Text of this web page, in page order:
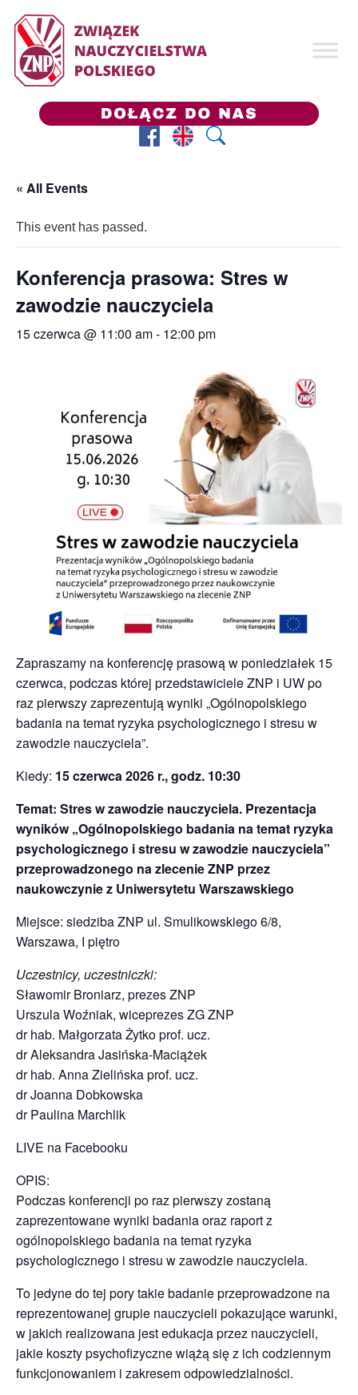
FacebookPrezes ZNP
Wyszukaj
« All Events
This event has passed.
Konferencja prasowa: Stres w
zawodzie nauczyciela
15 czerwca @ 11:00 am- 12:00 pm
Zapraszamy na konferencję prasową w poniedziałek 15
czerwca, podczas której przedstawiciele ZNP i UW po
raz pierwszy zaprezentują wyniki „Ogólnopolskiego
badania na temat ryzyka psychologicznego i stresu w
zawodzie nauczyciela”.
Kiedy: 15 czerwca 2026 r., godz. 10:30
Temat: Stres w zawodzie nauczyciela. Prezentacja
wyników „Ogólnopolskiego badania na temat ryzyka
psychologicznego i stresu w zawodzie nauczyciela”
przeprowadzonego na zlecenie ZNP przez
naukowczynie z Uniwersytetu Warszawskiego
Miejsce: siedziba ZNP ul. Smulikowskiego 6/8,
Warszawa, I piętro
Uczestnicy, uczestniczki:
Sławomir Broniarz, prezes ZNP
Urszula Woźniak, wiceprezes ZG ZNP
dr hab. Małgorzata Żytko prof. ucz.
dr Aleksandra Jasińska-Maciążek
dr hab. Anna Zielińska prof. ucz.
dr Joanna Dobkowska
dr Paulina Marchlik
LIVE na Facebooku
OPIS:
Podczas konferencji po raz pierwszy zostaną
zaprezentowane wyniki badania oraz raport z
ogólnopolskiego badania na temat ryzyka
psychologicznego i stresu w zawodzie nauczyciela.
To jedyne do tej pory takie badanie przeprowadzone na
reprezentowanej grupie nauczycieli pokazujące warunki,
w jakich realizowana jest edukacja przez nauczycieli,
jakie koszty psychofizyczne wiążą się z ich codziennym
funkcjonowaniem i zakresem odpowiedzialności.